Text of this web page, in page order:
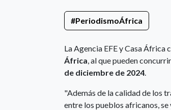
#PeriodismoÁfrica
La Agencia EFE y Casa África
África , al que pueden concurrir
de diciembre de 2024
"Además de la calidad de los
entre los pueblos africanos,